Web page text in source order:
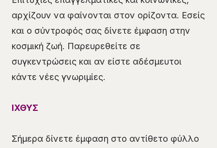
αρχίζουν να φαίνονται στον ορίζοντα. Εσείς
και ο σύντροφός σας δίνετε έμφαση στην
κοσμική ζωή. Παρευρεθείτε σε
συγκεντρώσεις και αν είστε αδέσμευτοι
κάντε νέες γνωριμίες.
ΙΧΘΥΣ
Σήμερα δίνετε έμφαση στο αντίθετο φύλλο